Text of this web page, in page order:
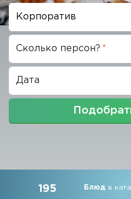
Повод
проведения
Сколько персон?
Дата
195 Блюд в